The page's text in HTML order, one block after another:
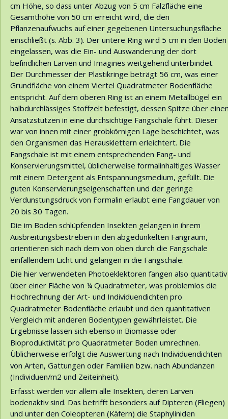
cm Höhe, so dass unter Abzug von 5 cm Falzfläche eine
Gesamthöhe von 50 cm erreicht wird, die den
Pflanzenaufwuchs auf einer gegebenen Untersuchungsfläche
einschließt (s. Abb. 3). Der untere Ring wird 5 cm in den Boden
eingelassen, was die Ein- und Auswanderung der dort
befindlichen Larven und Imagines weitgehend unterbindet.
Der Durchmesser der Plastikringe beträgt 56 cm, was einer
Grundfläche von einem Viertel Quadratmeter Bodenfläche
entspricht. Auf dem oberen Ring ist an einem Metallbügel ein
halbdurchlässiges Stoffzelt befestigt, dessen Spitze über
Ansatzstutzen in eine durchsichtige Fangschale führt. Dieser
war von innen mit einer grobkörnigen Lage beschichtet, was
den Organismen das Herausklettern erleichtert. Die
Fangschale ist mit einem entsprechenden Fang- und
Konservierungsmittel, üblicherweise formalinhaltiges Wasser
mit einem Detergent als Entspannungsmedium, gefüllt. Die
guten Konservierungseigenschaften und der geringe
Verdunstungsdruck von Formalin erlaubt eine Fangdauer von
20 bis 30 Tagen.
Die im Boden schlüpfenden Insekten gelangen in ihrem
Ausbreitungsbestreben in den abgedunkelten Fangraum,
orientieren sich nach dem von oben durch die Fangschale
einfallendem Licht und gelangen in die Fangschale.
Die hier verwendeten Photoeklektoren fangen also
über einer Fläche von ¼ Quadratmeter, was problemlos die
Hochrechnung der Art- und Individuendichten pro
Quadratmeter Bodenfläche erlaubt und den quantitativen
Vergleich mit anderen Bodentypen gewährleistet. Die
Ergebnisse lassen sich ebenso in Biomasse oder
Bioproduktivität pro Quadratmeter Boden umrechnen.
Üblicherweise erfolgt die Auswertung nach Individuendichten
von Arten, Gattungen oder Familien bzw. nach Abundanzen
(Individuen/m2 und Zeiteinheit).
Erfasst werden vor allem alle Insekten, deren Larven
bodenaktiv sind. Das betrifft besonders auf Dipteren (Fliegen)
und unter den Coleopteren (Käfern) die Staphyliniden